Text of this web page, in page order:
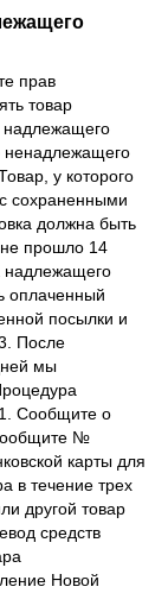
прав
товар
надлежащего
ненадлежащего
у которого
сохраненными
должна быть
не прошло 14
надлежащего
оплаченный
посылки и
После
мы
Сообщите о
№
карты для
в течение трех
другой товар
средств
Новой